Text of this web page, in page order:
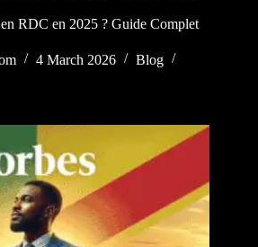
RDC en 2025 ? Guide Complet
4 March 2026
Blog